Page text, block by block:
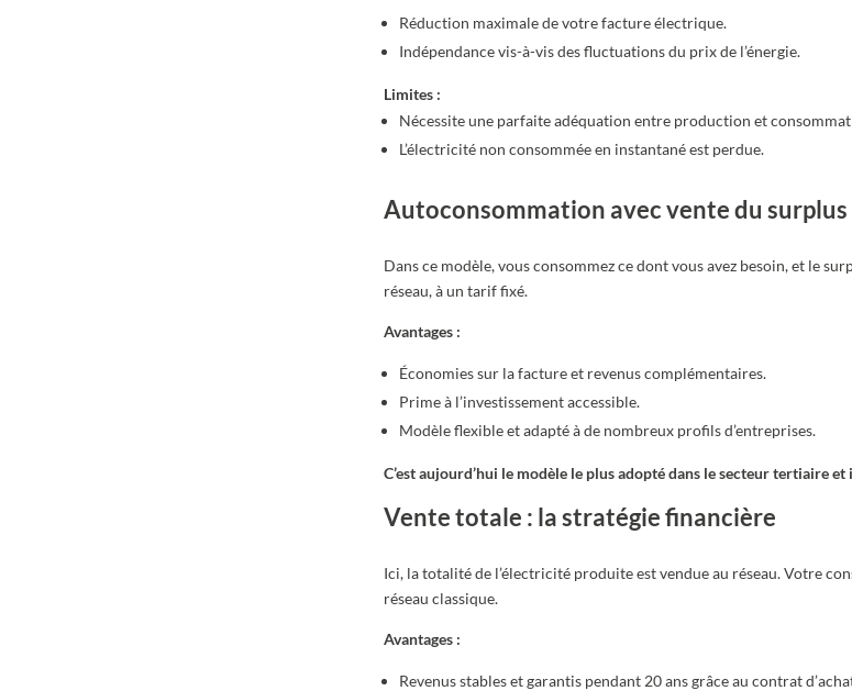
Réduction maximale de votre facture électrique.
Indépendance vis-à-vis des fluctuations du prix de l’énergie.
Limites :
Nécessite une parfaite adéquation entre production et
L’électricité non consommée en instantané est perdue.
Autoconsommation avec vente du
Dans ce modèle, vous consommez ce dont vous avez besoin, et le
réseau, à un tarif fixé.
Avantages :
Économies sur la facture et revenus complémentaires.
Prime à l’investissement accessible.
Modèle flexible et adapté à de nombreux profils d’entreprises.
C’est aujourd’hui le modèle le plus adopté dans le secteur tertiaire
Vente totale : la stratégie financière
Ici, la totalité de l’électricité produite est vendue au réseau. Votre
réseau classique.
Avantages :
Revenus stables et garantis pendant 20 ans grâce au contrat